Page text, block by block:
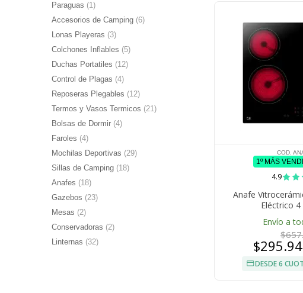
Paraguas (1)
Accesorios de Camping (6)
Lonas Playeras (3)
Colchones Inflables (5)
Duchas Portatiles (12)
Control de Plagas (4)
Reposeras Plegables (12)
Termos y Vasos Termicos (21)
Bolsas de Dormir (4)
Faroles (4)
Mochilas Deportivas (29)
Sillas de Camping (18)
Anafes (18)
Gazebos (23)
Mesas (2)
Conservadoras (2)
Linternas (32)
COD.
1º MÁS
4.9
Anafe
Eléctrico
Envío a
DESDE 6